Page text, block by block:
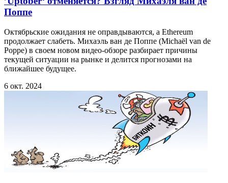
Поппе
Октябрьские ожидания не оправдываются, а Ethereum
продолжает слабеть. Михаэль ван де Поппе (Michaël van de
Poppe) в своем новом видео-обзоре разбирает причины
текущей ситуации на рынке и делится прогнозами на
ближайшее будущее.
6 окт. 2024